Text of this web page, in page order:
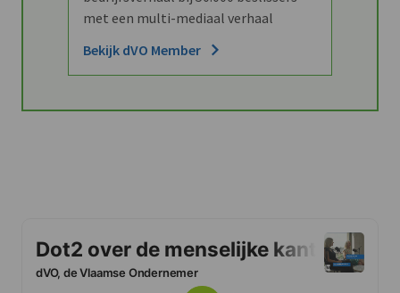
met een multi-mediaal verhaal
Bekijk dVO Member